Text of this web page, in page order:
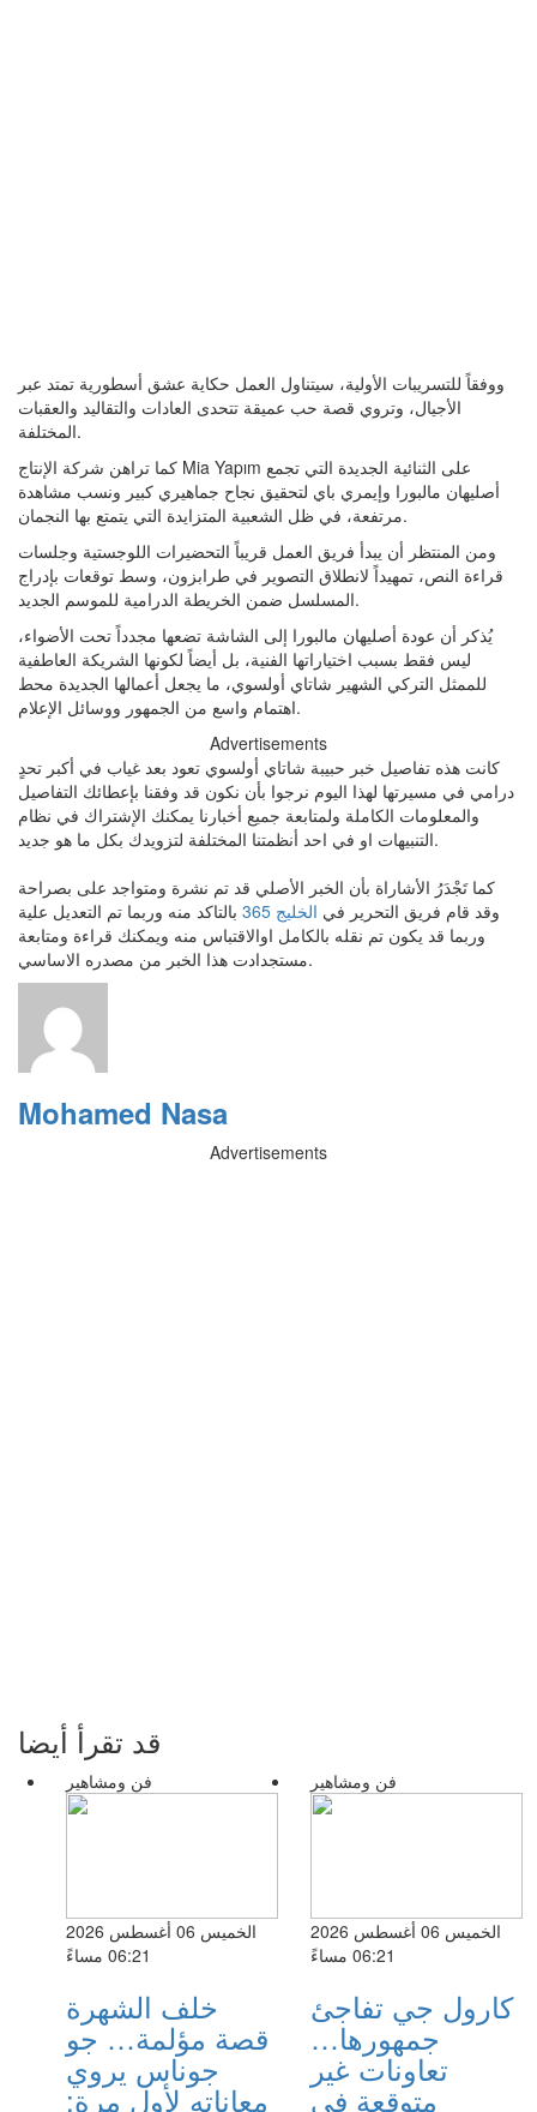
ووفقاً للتسريبات الأولية، سيتناول العمل حكاية عشق أسطورية تمتد عبر
الأجيال، وتروي قصة حب عميقة تتحدى العادات والتقاليد والعقبات
المختلفة.
كما تراهن شركة الإنتاج Mia Yapım على الثنائية الجديدة التي تجمع
أصليهان مالبورا وإيمري باي لتحقيق نجاح جماهيري كبير ونسب مشاهدة
مرتفعة، في ظل الشعبية المتزايدة التي يتمتع بها النجمان.
ومن المنتظر أن يبدأ فريق العمل قريباً التحضيرات اللوجستية وجلسات
قراءة النص، تمهيداً لانطلاق التصوير في طرابزون، وسط توقعات بإدراج
المسلسل ضمن الخريطة الدرامية للموسم الجديد.
يُذكر أن عودة أصليهان مالبورا إلى الشاشة تضعها مجدداً تحت الأضواء،
ليس فقط بسبب اختياراتها الفنية، بل أيضاً لكونها الشريكة العاطفية
للممثل التركي الشهير شاتاي أولسوي، ما يجعل أعمالها الجديدة محط
اهتمام واسع من الجمهور ووسائل الإعلام.
Advertisements
كانت هذه تفاصيل خبر حبيبة شاتاي أولسوي تعود بعد غياب في أكبر تحدٍ
درامي في مسيرتها لهذا اليوم نرجوا بأن نكون قد وفقنا بإعطائك التفاصيل
والمعلومات الكاملة ولمتابعة جميع أخبارنا يمكنك الإشتراك في نظام
التنبيهات او في احد أنظمتنا المختلفة لتزويدك بكل ما هو جديد.
كما تَجْدَرُ الأشاراة بأن الخبر الأصلي قد تم نشرة ومتواجد على بصراحة
وقد قام فريق التحرير في الخليج 365
بالتاكد منه وربما تم التعديل علية
وربما قد يكون تم نقله بالكامل اوالاقتباس منه ويمكنك قراءة ومتابعة
مستجدادت هذا الخبر من مصدره الاساسي.
Mohamed Nasa
Advertisements
قد تقرأ أيضا
فن ومشاهير
الخميس 06 أغسطس 2026
06:21 مساءً
خلف الشهرة
قصة مؤلمة… جو
جوناس يروي
معاناته لأول مرة:
فن ومشاهير
الخميس 06 أغسطس 2026
06:21 مساءً
كارول جي تفاجئ
جمهورها…
تعاونات غير
متوقعة في